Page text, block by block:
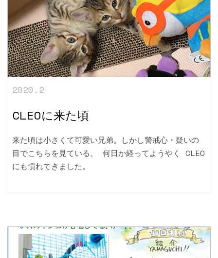
2020.2
CLEOに来た頃
来た頃は小さくて可愛い兄弟。しかし警戒心・疑いの
目でこちらを見ている。 何日か経ってようやく CLEO
にも慣れてきました。